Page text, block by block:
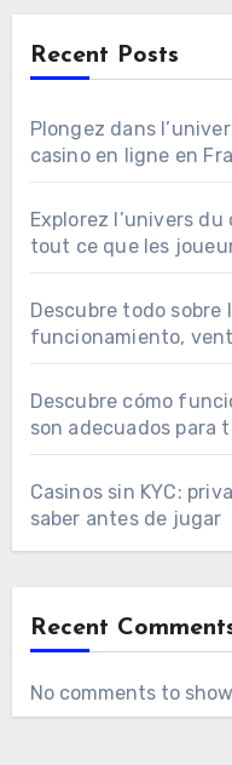
Recent Posts
Plongez dans
casino en ligne en
Explorez l’univers
tout ce que les
Descubre todo sobre
funcionamiento,
Descubre cómo
son adecuados para
Casinos sin KYC:
saber antes de jugar
Recent
No comments to